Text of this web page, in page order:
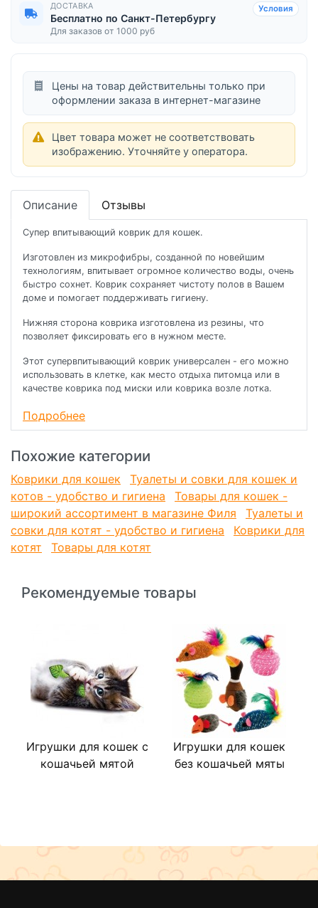
ДОСТАВКА
Бесплатно по Санкт-Петербургу
Для заказов от 1000 руб
Условия
Цены на товар действительны только при
оформлении заказа в интернет-магазине
Цвет товара может не соответствовать
изображению. Уточняйте у оператора.
Описание Отзывы
Супер впитывающий коврик для кошек.
Изготовлен из микрофибры, созданной по новейшим
технологиям, впитывает огромное количество воды, очень
быстро сохнет. Коврик сохраняет чистоту полов в Вашем
доме и помогает поддерживать гигиену.
Нижняя сторона коврика изготовлена из резины, что
позволяет фиксировать его в нужном месте.
Этот супервпитывающий коврик универсален - его можно
использовать в клетке, как место отдыха питомца или в
качестве коврика под миски или коврика возле лотка.
Коврик необходимо стирать отдельно от прочих вещей.
Подробнее
Похожие категории
Коврики для кошек
Туалеты и совки для кошек и
котов - удобство и гигиена
Товары для кошек -
широкий ассортимент в магазине Филя
Туалеты и
совки для котят - удобство и гигиена
Коврики для
котят
Товары для котят
Рекомендуемые товары
Игрушки для кошек с
кошачьей мятой
Игрушки для кошек
без кошачьей мяты